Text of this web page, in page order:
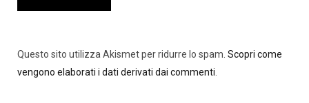
Questo sito utilizza Akismet per ridurre lo spam. Scopri come
vengono elaborati i dati derivati dai commenti